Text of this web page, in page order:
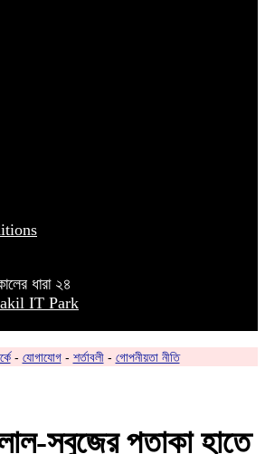
ধারা ২৪
IT Park
- যোগাযোগ- শর্তাবলী- গোপনীয়তা নীতি
সবুজের পতাকা হাতে